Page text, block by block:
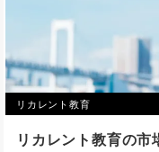
リカレント教育
リカレント教育の